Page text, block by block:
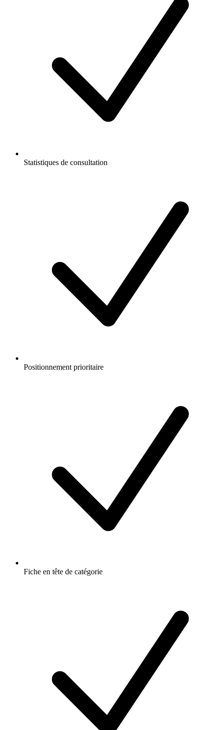
Statistiques de consultation
Positionnement prioritaire
Fiche en tête de catégorie